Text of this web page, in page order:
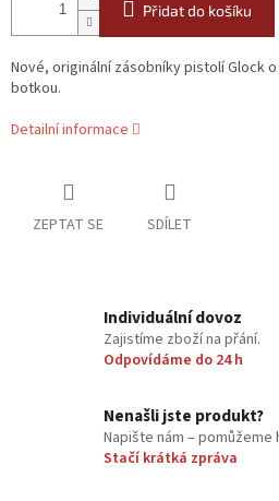
Přidat do košíku
Nové, originální zásobníky pistolí Glock
botkou.
Detailní informace
ZEPTAT SE SDÍLET
Individuální dovoz
Zajistíme zboží na přání.
Odpovídáme do 24 h
Nenašli jste produkt?
Napište nám – pomůžeme
Stačí krátká zpráva